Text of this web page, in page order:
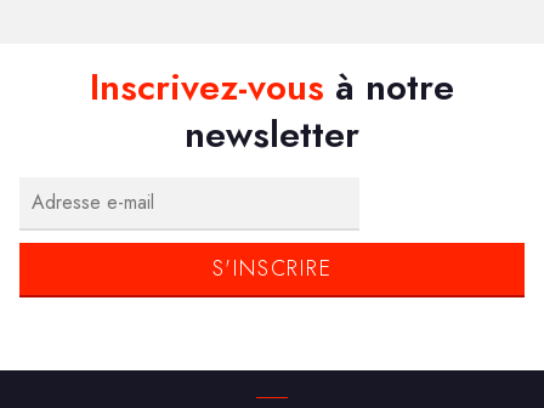
Inscrivez-vous à notre
newsletter